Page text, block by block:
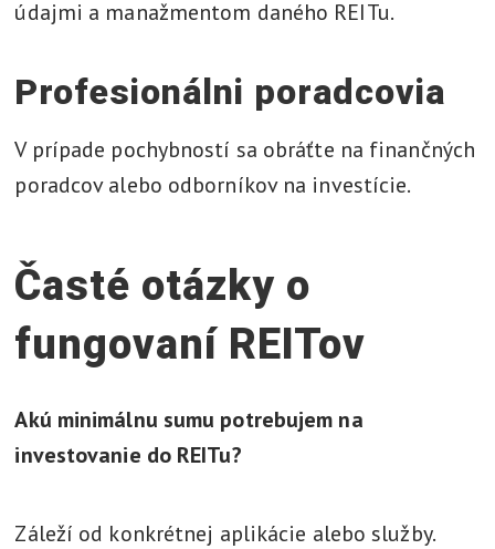
údajmi a manažmentom daného REITu.
Profesionálni poradcovia
V prípade pochybností sa obráťte na finančných
poradcov alebo odborníkov na investície.
Časté otázky o
fungovaní REITov
Akú minimálnu sumu potrebujem na
investovanie do REITu?
Záleží od konkrétnej aplikácie alebo služby.